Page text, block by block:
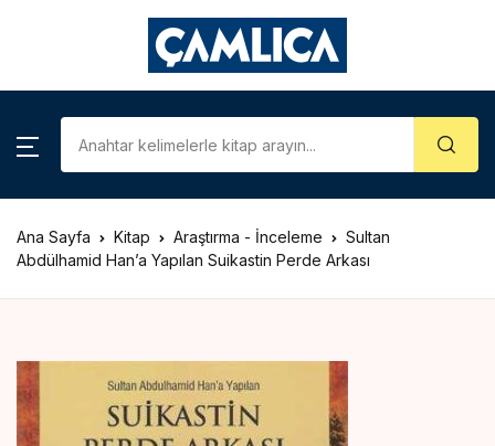
Kategoriler
KATEGORİLER
Araştırma – İnceleme
Çizgi Roman
Gezi – Rehber
Hatıra – Mektup
Coğrafya
Account
Password *
Sign In
Ana Sayfa Kitap Araştırma - İnceleme
Sultan
Abdülhamid Han’a Yapılan Suikastin Perde Arkası